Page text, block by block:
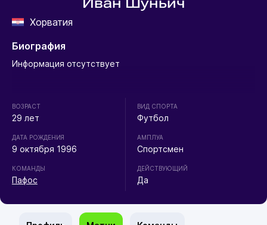
Хорватия
Биография
Информация отсутствует
ВОЗРАСТ
29 лет
ДАТА РОЖДЕНИЯ
9 октября 1996
КОМАНДЫ
Пафос
ВИД СПОРТА
Футбол
АМПЛУА
Спортсмен
ДЕЙСТВУЮЩИЙ
Да